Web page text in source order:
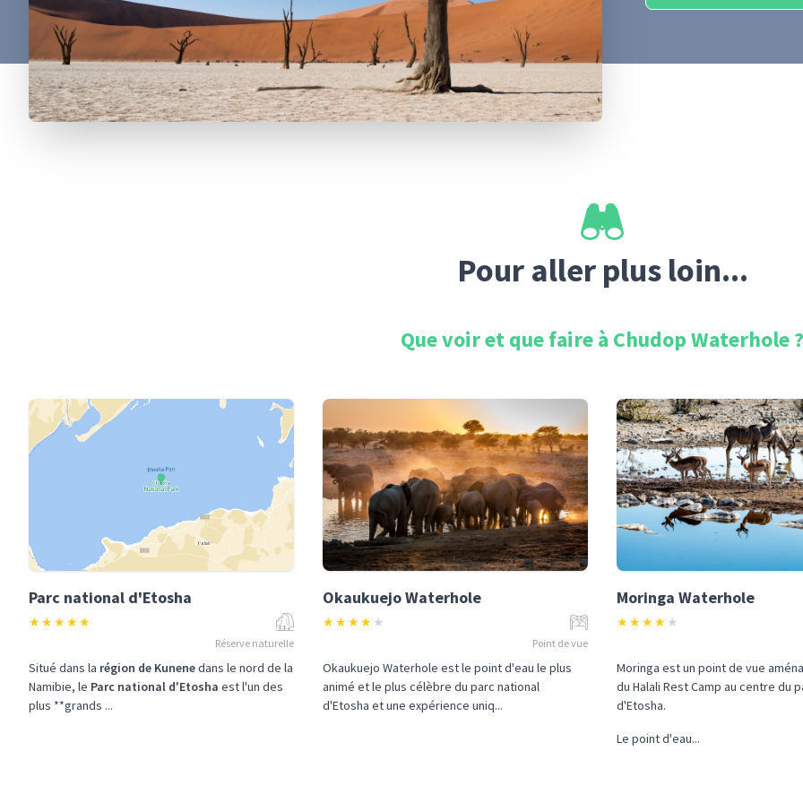
Pour aller plus loin...
Que voir et que faire à Chudop Waterhole?
Parc national d'Etosha
★★★★★
Réserve naturelle
Situé dans la région de Kunenedans le nord de la
Namibie, le Parc national d'Etosha est l'un des
plus **grands ...
Okaukuejo Waterhole
★★★★ ★
Point de vue
Okaukuejo Waterhole est le point d'eau le plus
animé et le plus célèbre du parc national
d'Etosha et une expérience uniq...
Moringa Waterhole
★★★★ ★
Moringa est un point de vue
du Halali Rest Camp au centre du
d'Etosha.
Le point d'eau...